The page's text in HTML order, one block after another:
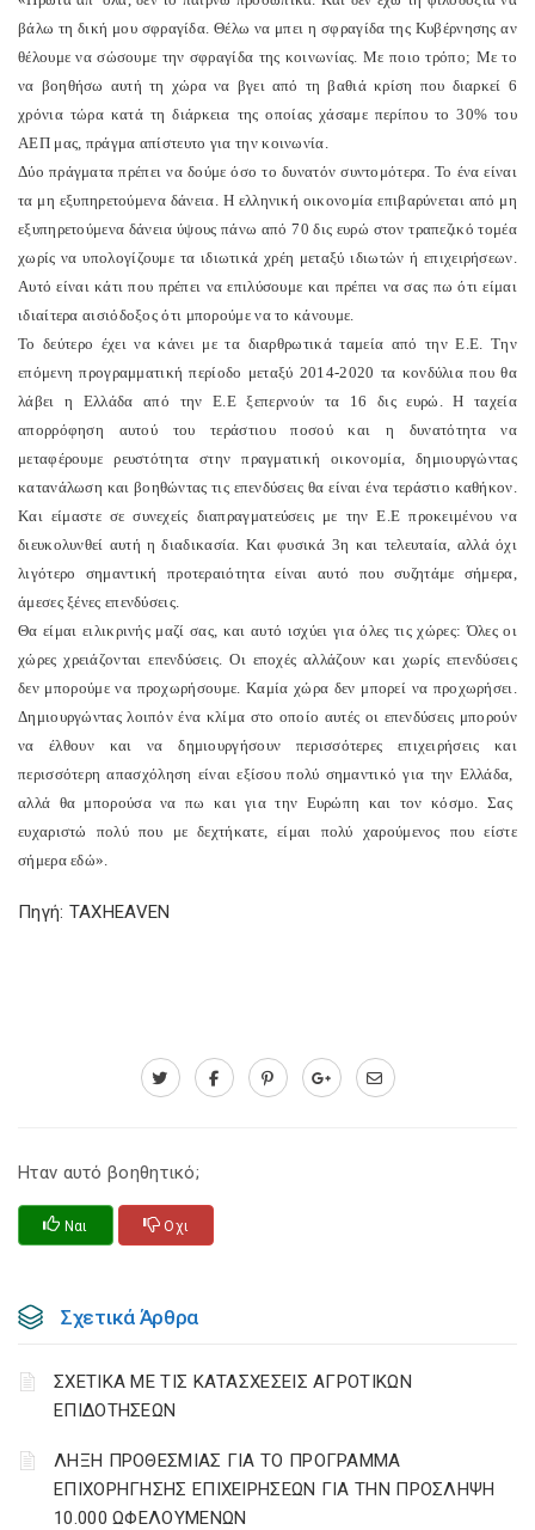
βάλω τη δική μου σφραγίδα. Θέλω να μπει η σφραγίδα της Κυβέρνησης αν
θέλουμε να σώσουμε την σφραγίδα της κοινωνίας. Με ποιο τρόπο; Με το
να βοηθήσω αυτή τη χώρα να βγει από τη βαθιά κρίση που διαρκεί 6
χρόνια τώρα κατά τη διάρκεια της οποίας χάσαμε περίπου το 30% του
ΑΕΠ μας, πράγμα απίστευτο για την κοινωνία.
Δύο πράγματα πρέπει να δούμε όσο το δυνατόν συντομότερα. Το ένα είναι
τα μη εξυπηρετούμενα δάνεια. Η ελληνική οικονομία επιβαρύνεται από μη
εξυπηρετούμενα δάνεια ύψους πάνω από 70 δις ευρώ στον τραπεζικό τομέα
χωρίς να υπολογίζουμε τα ιδιωτικά χρέη μεταξύ ιδιωτών ή επιχειρήσεων.
Αυτό είναι κάτι που πρέπει να επιλύσουμε και πρέπει να σας πω ότι είμαι
ιδιαίτερα αισιόδοξος ότι μπορούμε να το κάνουμε.
Το δεύτερο έχει να κάνει με τα διαρθρωτικά ταμεία από την Ε.Ε. Την
επόμενη προγραμματική περίοδο μεταξύ 2014-2020 τα κονδύλια που θα
λάβει η Ελλάδα από την Ε.Ε ξεπερνούν τα 16 δις ευρώ. Η ταχεία
απορρόφηση αυτού του τεράστιου ποσού και η δυνατότητα να
μεταφέρουμε ρευστότητα στην πραγματική οικονομία, δημιουργώντας
κατανάλωση και βοηθώντας τις επενδύσεις θα είναι ένα τεράστιο καθήκον.
Και είμαστε σε συνεχείς διαπραγματεύσεις με την Ε.Ε προκειμένου να
διευκολυνθεί αυτή η διαδικασία. Και φυσικά 3η και τελευταία, αλλά όχι
λιγότερο σημαντική προτεραιότητα είναι αυτό που συζητάμε σήμερα,
άμεσες ξένες επενδύσεις.
Θα είμαι ειλικρινής μαζί σας, και αυτό ισχύει για όλες τις χώρες: Όλες οι
χώρες χρειάζονται επενδύσεις. Οι εποχές αλλάζουν και χωρίς επενδύσεις
δεν μπορούμε να προχωρήσουμε. Καμία χώρα δεν μπορεί να προχωρήσει.
Δημιουργώντας λοιπόν ένα κλίμα στο οποίο αυτές οι επενδύσεις μπορούν
να έλθουν και να δημιουργήσουν περισσότερες επιχειρήσεις και
περισσότερη απασχόληση είναι εξίσου πολύ σημαντικό για την Ελλάδα,
αλλά θα μπορούσα να πω και για την Ευρώπη και τον κόσμο. Σας
ευχαριστώ πολύ που με δεχτήκατε, είμαι πολύ χαρούμενος που είστε
σήμερα εδώ».
Πηγή: TAXHEAVEN
Ηταν αυτό βοηθητικό;
Ναι Οχι
Σχετικά Άρθρα
ΣΧΕΤΙΚΑ ΜΕ ΤΙΣ ΚΑΤΑΣΧΕΣΕΙΣ ΑΓΡΟΤΙΚΩΝ
ΕΠΙΔΟΤΗΣΕΩΝ
ΛΗΞΗ ΠΡΟΘΕΣΜΙΑΣ ΓΙΑ ΤΟ ΠΡΟΓΡΑΜΜΑ
ΕΠΙΧΟΡΗΓΗΣΗΣ ΕΠΙΧΕΙΡΗΣΕΩΝ ΓΙΑ ΤΗΝ ΠΡΟΣΛΗΨΗ
10.000 ΩΦΕΛΟΥΜΕΝΩΝ